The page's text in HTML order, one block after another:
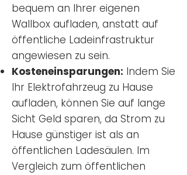
bequem an Ihrer eigenen
Wallbox aufladen, anstatt auf
öffentliche Ladeinfrastruktur
angewiesen zu sein.
Kosteneinsparungen: Indem Sie
Ihr Elektrofahrzeug zu Hause
aufladen, können Sie auf lange
Sicht Geld sparen, da Strom zu
Hause günstiger ist als an
öffentlichen Ladesäulen. Im
Vergleich zum öffentlichen